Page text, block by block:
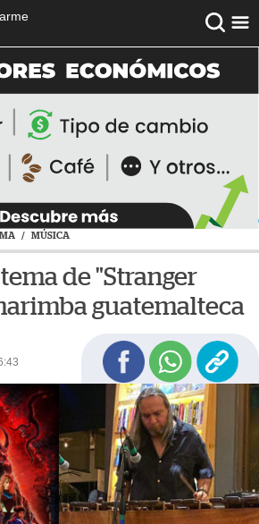
/ MÚSICA
de "Stranger
guatemalteca